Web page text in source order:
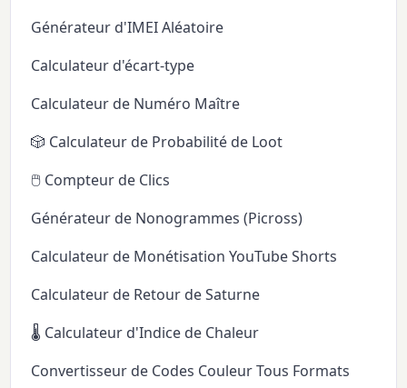
Générateur d'IMEI Aléatoire
Calculateur d'écart-type
Calculateur de Numéro Maître
🎲 Calculateur de Probabilité de Loot
🖱️ Compteur de Clics
Générateur de Nonogrammes (Picross)
Calculateur de Monétisation YouTube Shorts
Calculateur de Retour de Saturne
🌡️ Calculateur d'Indice de Chaleur
Convertisseur de Codes Couleur Tous Formats